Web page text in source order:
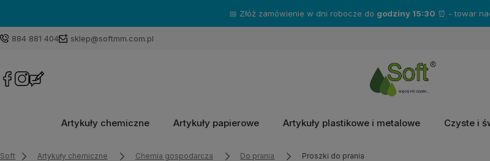
Zakup produkty markiKatrin- a otrzymasz
884 881 404 sklep@softmm.com.pl
Artykuły chemiczne Artykuły papierowe Artykuły plastikowe i metalowe Czyste i
Soft Artykuły chemiczne Chemia gospodarcza Do prania Proszki do prania